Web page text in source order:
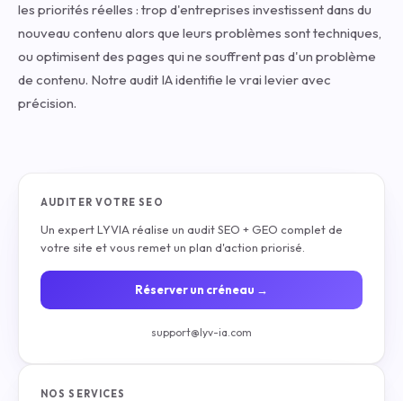
les priorités réelles : trop d'entreprises investissent dans du
nouveau contenu alors que leurs problèmes sont techniques,
ou optimisent des pages qui ne souffrent pas d'un problème
de contenu. Notre audit IA identifie le vrai levier avec
précision.
AUDITER VOTRE SEO
Un expert LYVIA réalise un audit SEO + GEO complet de
votre site et vous remet un plan d'action priorisé.
Réserver un créneau →
support@lyv-ia.com
NOS SERVICES